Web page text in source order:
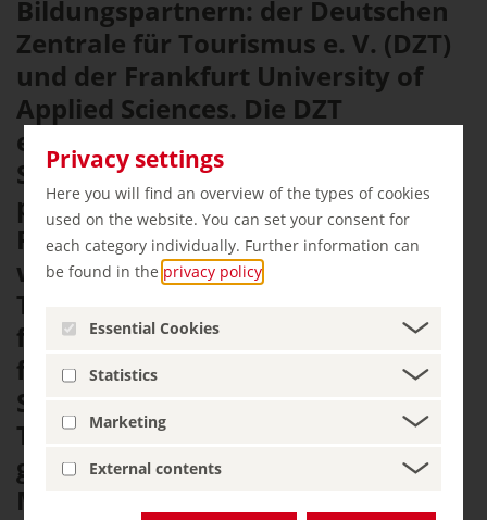
Privacy settings
Here you will find an overview of the types of cookies
used on the website. You can set your consent for
each category individually. Further information can
be found in the privacy policy
Essential Cookies
Statistics
Marketing
External contents
Bildungspartnern: der Deutschen
Zentrale für Tourismus e. V. (DZT)
und der Frankfurt University of
Applied Sciences. Die DZT
entwickelt und kommuniziert
Strategien und Produkte, um das
positive Image der deutschen
Reisedestinationen im Ausland
weiter auszubauen und den
Tourismus nach Deutschland zu
fördern. Bewerben Sie sich jetzt
für einen Platz im dualen
Studiengang Bachelor
Tourismusmanagement und
gestalten Sie das weltweite
Marketing für das Reiseland